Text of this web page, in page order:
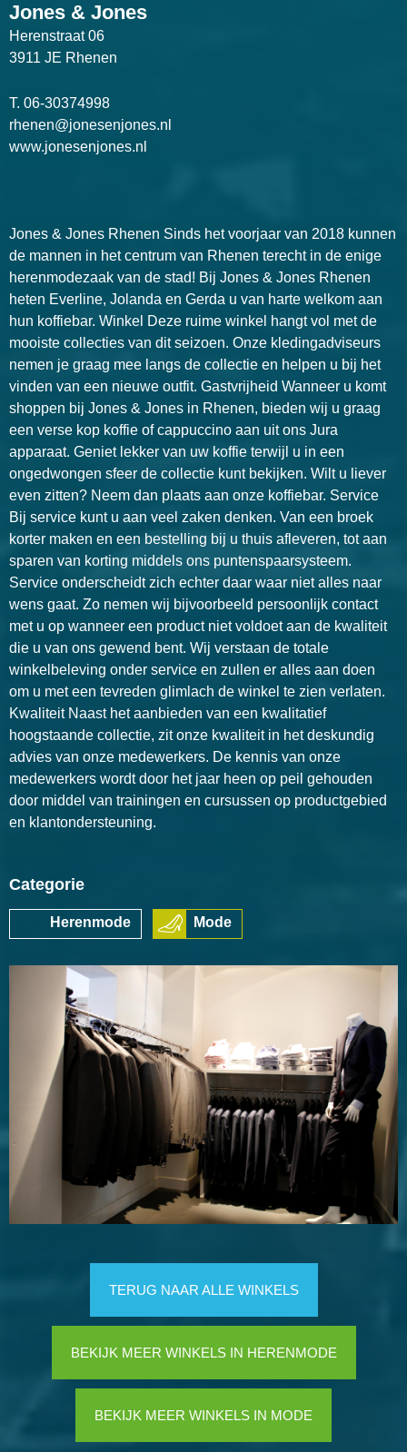
Jones & Jones
Herenstraat 06
3911 JE Rhenen
T. 06-30374998
rhenen@jonesenjones.nl
www.jonesenjones.nl
Jones & Jones Rhenen Sinds het voorjaar van 2018 kunnen
de mannen in het centrum van Rhenen terecht in de enige
herenmodezaak van de stad! Bij Jones & Jones Rhenen
heten Everline, Jolanda en Gerda u van harte welkom aan
hun koffiebar. Winkel Deze ruime winkel hangt vol met de
mooiste collecties van dit seizoen. Onze kledingadviseurs
nemen je graag mee langs de collectie en helpen u bij het
vinden van een nieuwe outfit. Gastvrijheid Wanneer u komt
shoppen bij Jones & Jones in Rhenen, bieden wij u graag
een verse kop koffie of cappuccino aan uit ons Jura
apparaat. Geniet lekker van uw koffie terwijl u in een
ongedwongen sfeer de collectie kunt bekijken. Wilt u liever
even zitten? Neem dan plaats aan onze koffiebar. Service
Bij service kunt u aan veel zaken denken. Van een broek
korter maken en een bestelling bij u thuis afleveren, tot aan
sparen van korting middels ons puntenspaarsysteem.
Service onderscheidt zich echter daar waar niet alles naar
wens gaat. Zo nemen wij bijvoorbeeld persoonlijk contact
met u op wanneer een product niet voldoet aan de kwaliteit
die u van ons gewend bent. Wij verstaan de totale
winkelbeleving onder service en zullen er alles aan doen
om u met een tevreden glimlach de winkel te zien verlaten.
Kwaliteit Naast het aanbieden van een kwalitatief
hoogstaande collectie, zit onze kwaliteit in het deskundig
advies van onze medewerkers. De kennis van onze
medewerkers wordt door het jaar heen op peil gehouden
door middel van trainingen en cursussen op productgebied
en klantondersteuning.
Categorie
Herenmode Mode
TERUG NAAR ALLE WINKELS
BEKIJK MEER WINKELS IN HERENMODE
BEKIJK MEER WINKELS IN MODE